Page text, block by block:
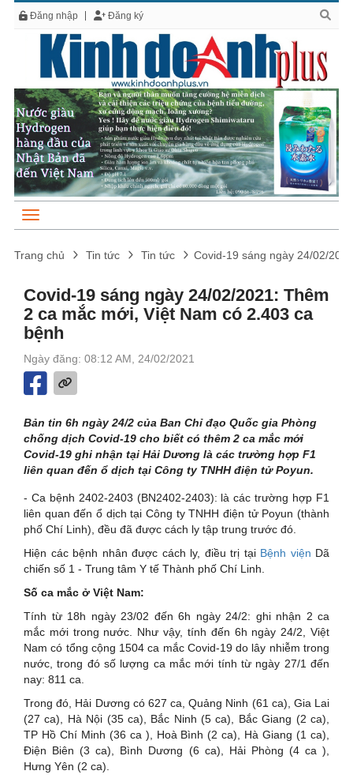
Đăng nhập Đăng ký
Trang chủ Tin tức Tin tức Covid-19 sáng ngày 24/02/
Covid-19 sáng ngày 24/02/2021: Thêm
2 ca mắc mới, Việt Nam có 2.403 ca
bệnh
Ngày đăng: 08:12 AM, 24/02/2021
Bản tin 6h ngày 24/2 của Ban Chỉ đạo Quốc gia Phòng
chống dịch Covid-19 cho biết có thêm 2 ca mắc mới
Covid-19 ghi nhận tại Hải Dương là các trường hợp F1
liên quan đến ổ dịch tại Công ty TNHH điện tử Poyun.
- Ca bệnh 2402-2403 (BN2402-2403): là các trường hợp F1
liên quan đến ổ dịch tại Công ty TNHH điện tử Poyun (thành
phố Chí Linh), đều đã được cách ly tập trung trước đó.
Hiện các bệnh nhân được cách ly, điều trị tại Bệnh viện Dã
chiến số 1 - Trung tâm Y tế Thành phố Chí Linh.
Số ca mắc ở Việt Nam:
Tính từ 18h ngày 23/02 đến 6h ngày 24/2: ghi nhận 2 ca
mắc mới trong nước. Như vậy, tính đến 6h ngày 24/2, Việt
Nam có tổng cộng 1504 ca mắc Covid-19 do lây nhiễm trong
nước, trong đó số lượng ca mắc mới tính từ ngày 27/1 đến
nay: 811 ca.
Trong đó, Hải Dương có 627 ca, Quảng Ninh (61 ca), Gia Lai
(27 ca), Hà Nội (35 ca), Bắc Ninh (5 ca), Bắc Giang (2 ca),
TP Hồ Chí Minh (36 ca ), Hoà Bình (2 ca), Hà Giang (1 ca),
Điện Biên (3 ca), Bình Dương (6 ca), Hải Phòng (4 ca ),
Hưng Yên (2 ca).